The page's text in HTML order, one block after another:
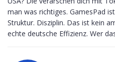
man was richtiges. GamesPad
Struktur. Disziplin. Das ist kein
echte deutsche Effizienz. Wer